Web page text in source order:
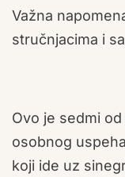
Važna
stručnjacima i
Ovo je sedmi
osobnog
koji ide uz